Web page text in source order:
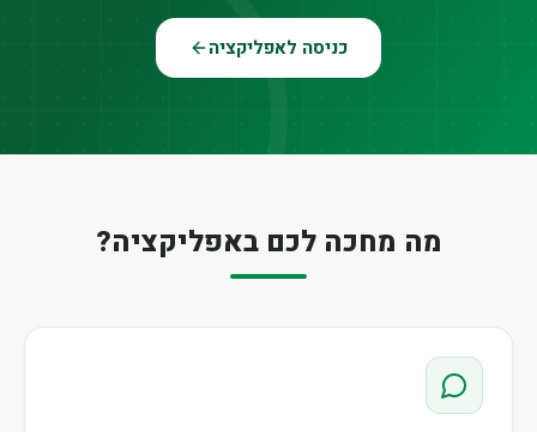
כניסה לאפליקציה
מה מחכה לכם באפליקציה?